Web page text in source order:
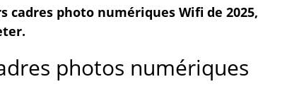
photo numériques Wifi de 2025,
photos numériques